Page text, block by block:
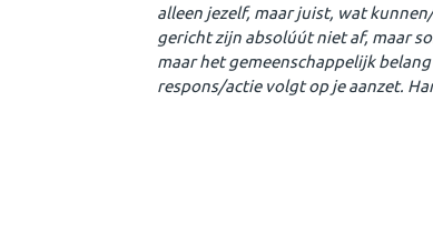
alleen jezelf, maar juist, wat
gericht zijn absolúút niet af, maar
maar het gemeenschappelijk
respons/actie volgt op je aanzet.